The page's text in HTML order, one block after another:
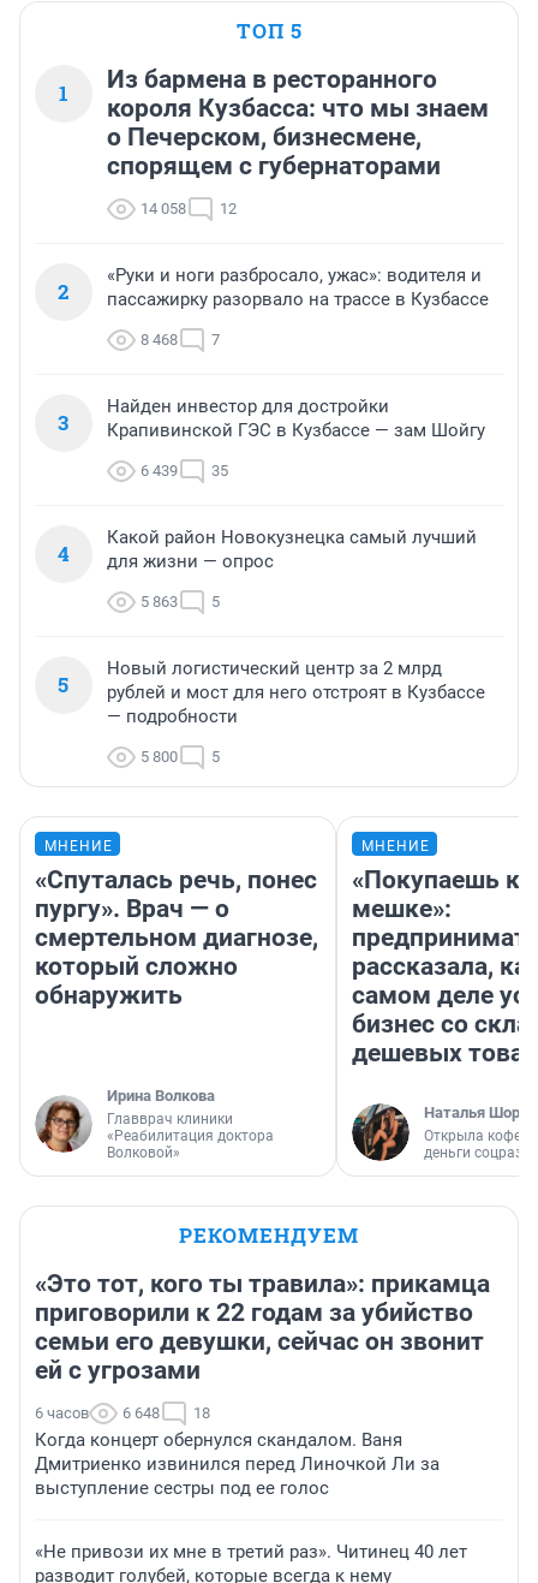
ТОП 5
1
Из бармена в ресторанного
короля Кузбасса: что мы знаем
о Печерском, бизнесмене,
спорящем с губернаторами
14 058 12
2
«Руки и ноги разбросало, ужас»: водителя и
пассажирку разорвало на трассе в Кузбассе
8 468 7
3
Найден инвестор для достройки
Крапивинской ГЭС в Кузбассе — зам Шойгу
6 439 35
4
Какой район Новокузнецка самый лучший
для жизни — опрос
5 863 5
5
Новый логистический центр за 2 млрд
рублей и мост для него отстроят в Кузбассе
— подробности
5 800 5
МНЕНИЕ
«Спуталась речь, понес
пургу». Врач — о
смертельном диагнозе,
который сложно
обнаружить
Ирина Волкова
Главврач клиники
«Реабилитация доктора
Волковой»
МНЕНИЕ
«Покупаешь
мешке»:
рассказала,
самом деле
бизнес со
дешевых
Наталья
Открыла
деньги
РЕКОМЕНДУЕМ
«Это тот, кого ты травила»: прикамца
приговорили к 22 годам за убийство
семьи его девушки, сейчас он звонит
ей с угрозами
6 часов 6 648 18
Когда концерт обернулся скандалом. Ваня
Дмитриенко извинился перед Линочкой Ли за
выступление сестры под ее голос
«Не привози их мне в третий раз». Читинец 40 лет
разводит голубей, которые всегда к нему